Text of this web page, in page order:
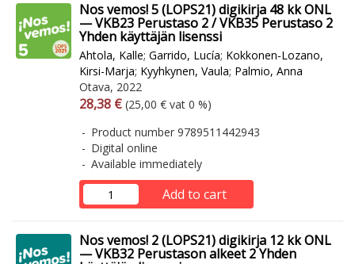
Nos vemos! 5 (LOPS21) digikirja 48 kk ONL
— VKB23 Perustaso 2 / VKB35 Perustaso 2
Yhden käyttäjän lisenssi
Ahtola, Kalle; Garrido, Lucía; Kokkonen-Lozano,
Kirsi-Marja; Kyyhkynen, Vaula; Palmio, Anna
Otava, 2022
Arvonlisäverollinen hinta
28,38 € Excl. vat
(25,00 € vat 0 %)
Product number 9789511442943
Digital online
Available immediately
Add to cart
Nos vemos! 2 (LOPS21) digikirja 12 kk ONL
— VKB32 Perustason alkeet 2 Yhden